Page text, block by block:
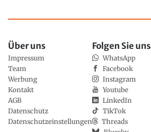
Über uns
Impressum
Team
Werbung
Kontakt
AGB
Datenschutz
Datenschutzeinstellungen
Folgen Sie uns
WhatsApp
Facebook
Instagram
Youtube
LinkedIn
TikTok
Threads